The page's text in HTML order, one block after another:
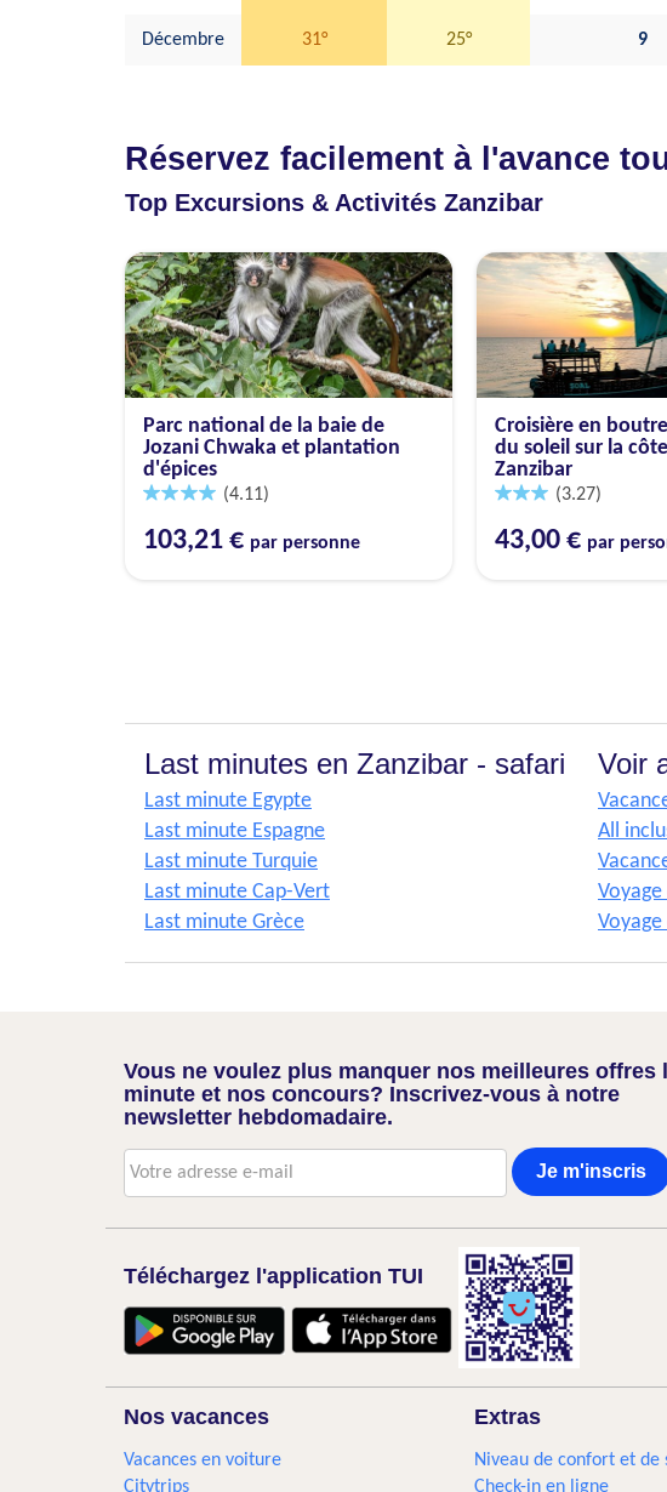
Décembre 31° 25° 9
Réservez facilement à l'avance
Top Excursions & Activités Zanzibar
Parc national de la baie de
Jozani Chwaka et plantation
d'épices
(4.11)
103,21 € par personne
Croisière en
du soleil sur la
Zanzibar
(3.27)
43,00 € par
Last minutes en Zanzibar - safari
Last minute Egypte
Last minute Espagne
Last minute Turquie
Last minute Cap-Vert
Last minute Grèce
Voir
All
Vous ne voulez plus manquer nos meilleures offres
minute et nos concours? Inscrivez-vous à notre
newsletter hebdomadaire.
Je m'inscris
Téléchargez l'application TUI
Nos vacances
Vacances en voiture
Citytrips
Extras
Niveau de confort et de
Check-in en ligne